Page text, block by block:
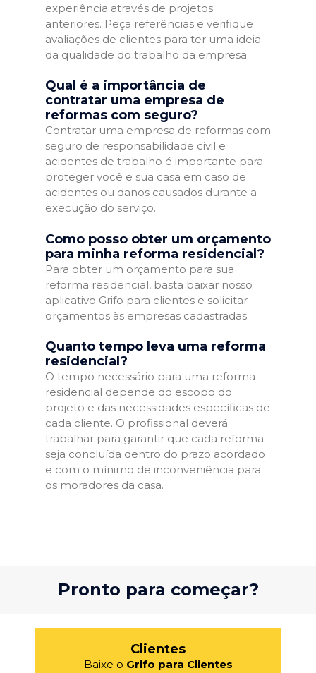
experiência através de projetos
anteriores. Peça referências e verifique
avaliações de clientes para ter uma ideia
da qualidade do trabalho da empresa.
Qual é a importância de
contratar uma empresa de
reformas com seguro?
Contratar uma empresa de reformas com
seguro de responsabilidade civil e
acidentes de trabalho é importante para
proteger você e sua casa em caso de
acidentes ou danos causados durante a
execução do serviço.
Como posso obter um orçamento
para minha reforma residencial?
Para obter um orçamento para sua
reforma residencial, basta baixar nosso
aplicativo Grifo para clientes e solicitar
orçamentos às empresas cadastradas.
Quanto tempo leva uma reforma
residencial?
O tempo necessário para uma reforma
residencial depende do escopo do
projeto e das necessidades específicas de
cada cliente. O profissional deverá
trabalhar para garantir que cada reforma
seja concluída dentro do prazo acordado
e com o mínimo de inconveniência para
os moradores da casa.
Pronto para começar?
Clientes
Baixe o Grifo para Clientes